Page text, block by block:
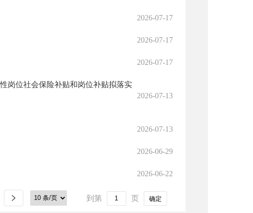
2026-07-17
2026-07-17
2026-07-17
岗位社会保险补贴和岗位补贴拟落实
2026-07-13
2026-07-13
2026-06-29
2026-06-22
到第 页 确定